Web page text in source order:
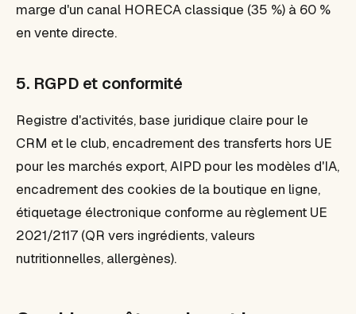
marge d'un canal HORECA classique (35 %) à 60 %
en vente directe.
5. RGPD et conformité
Registre d'activités, base juridique claire pour le
CRM et le club, encadrement des transferts hors UE
pour les marchés export, AIPD pour les modèles d'IA,
encadrement des cookies de la boutique en ligne,
étiquetage électronique conforme au règlement UE
2021/2117 (QR vers ingrédients, valeurs
nutritionnelles, allergènes).